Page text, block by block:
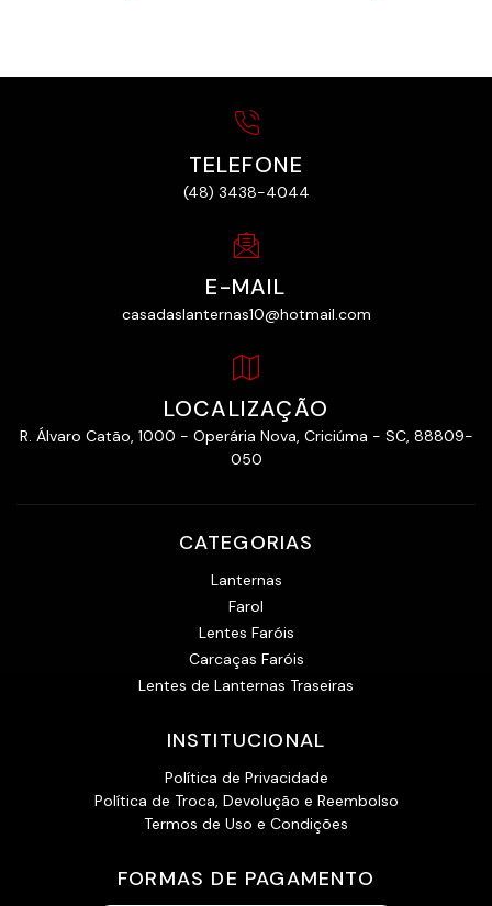
TELEFONE
(48) 3438-4044
E-MAIL
casadaslanternas10@hotmail.com
LOCALIZAÇÃO
R. Álvaro Catão, 1000 - Operária Nova, Criciúma - SC, 88809-
050
CATEGORIAS
Lanternas
Farol
Lentes Faróis
Carcaças Faróis
Lentes de Lanternas Traseiras
INSTITUCIONAL
Política de Privacidade
Política de Troca, Devolução e Reembolso
Termos de Uso e Condições
FORMAS DE PAGAMENTO